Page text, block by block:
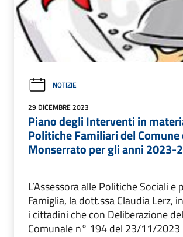
NOTIZIE
29 DICEMBRE 2023
Piano degli Interventi in
Politiche Familiari del Comune
Monserrato per gli anni 2023-
L’Assessora alle Politiche Sociali e
Famiglia, la dott.ssa Claudia Lerz,
i cittadini che con Deliberazione
Comunale n° 194 del 23/11/2023